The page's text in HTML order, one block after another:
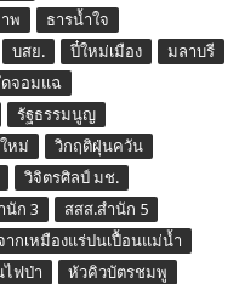
พ
ธารน้ำใจ
บสย. ปี๋ใหม่เมือง
มลาบรี
ดจอมแฉ
รัฐธรรมนูญ
หม่
วิกฤติฝุ่นควัน
วิจิตรศิลป์ มช.
นัก 3
สสส.สำนัก 5
ากเหมืองแร่ปนเปื้อนแม่น้ำ
ฟป่า
หัวคิวบัตรชมพู